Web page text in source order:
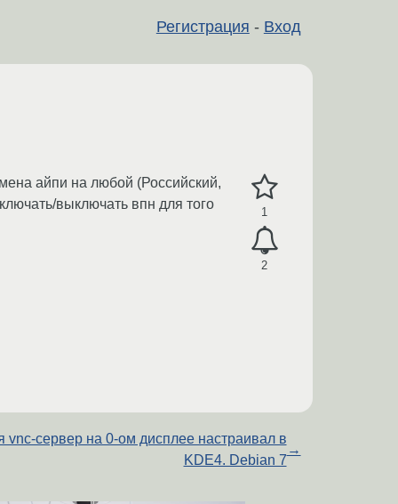
Регистрация - Вход
1
2
айпи на любой (Российский,
выключать впн для того
vnc-сервер на 0-ом дисплее настраивал в
KDE4. Debian 7
→